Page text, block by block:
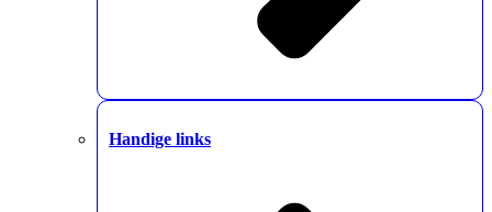
Handige links